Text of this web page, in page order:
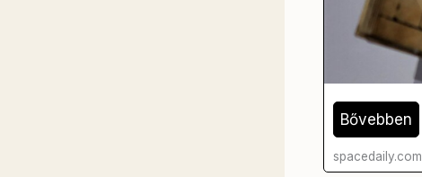
Bővebben
spacedaily.com